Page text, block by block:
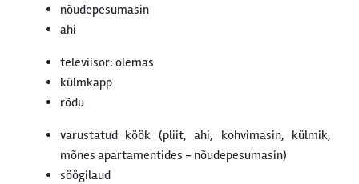
nõudepesumasin
ahi
televiisor: olemas
külmkapp
rõdu
varustatud köök (pliit, ahi, kohvimasin, külmik,
mõnes apartamentides - nõudepesumasin)
söögilaud